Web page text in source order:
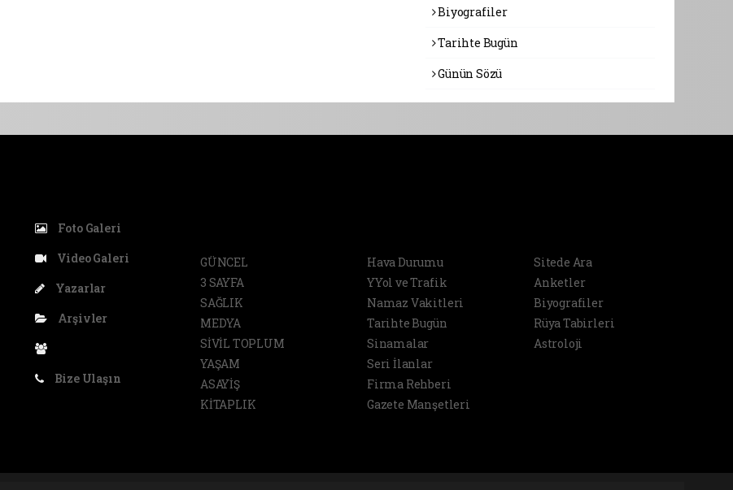
Biyografiler
Tarihte Bugün
Günün Sözü
Foto Galeri
Video Galeri
Yazarlar
Arşivler
Bize Ulaşın
GÜNCEL
3 SAYFA
SAĞLIK
MEDYA
SİVİL TOPLUM
YAŞAM
ASAYİŞ
KİTAPLIK
Hava Durumu
YYol ve Trafik
Namaz Vakitleri
Tarihte Bugün
Sinamalar
Seri İlanlar
Firma Rehberi
Gazete Manşetleri
Sitede Ara
Anketler
Biyografiler
Rüya Tabirleri
Astroloji